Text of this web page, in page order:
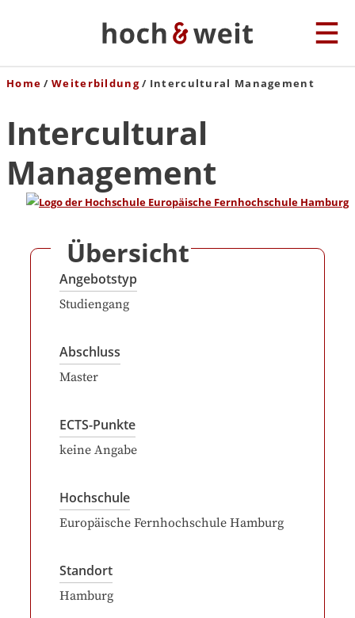
Home Weiterbildung Intercultural Management
Intercultural
Management
Übersicht
Angebotstyp
Studiengang
Abschluss
Master
ECTS-Punkte
keine Angabe
Hochschule
Europäische Fernhochschule Hamburg
Standort
Hamburg